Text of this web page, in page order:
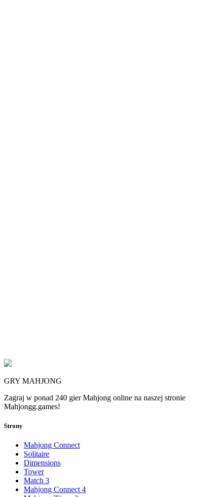
GRY MAHJONG
Zagraj w ponad 240 gier Mahjong online na naszej stronie
Mahjongg.games!
Strony
Mahjong Connect
Solitaire
Dimensions
Tower
Match 3
Mahjong Connect 4